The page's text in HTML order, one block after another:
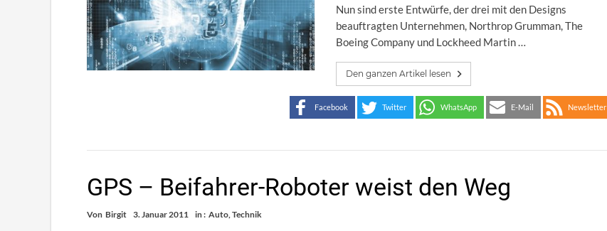
Nun sind erste Entwürfe, der drei mit den Designs
beauftragten Unternehmen, Northrop Grumman, The
Boeing Company und Lockheed Martin …
Den ganzen Artikel lesen
Facebook Twitter WhatsApp E-Mail Newsletter
GPS – Beifahrer-Roboter weist den Weg
Von Birgit 3. Januar 2011 in : Auto,Technik